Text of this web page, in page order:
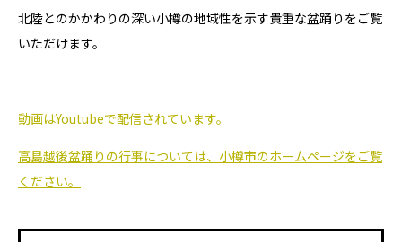
北陸とのかかわりの深い小樽の地域性を示す貴重な盆踊りをご覧
いただけます。
動画はYoutubeで配信されています。
高島越後盆踊りの行事については、小樽市のホームページをご覧
ください。